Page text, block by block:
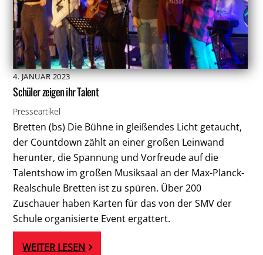
4.JANUAR2023
Schüler zeigen ihr Talent
Presseartikel
Bretten (bs) Die Bühne in gleißendes Licht getaucht,
der Countdown zählt an einer großen Leinwand
herunter, die Spannung und Vorfreude auf die
Talentshow im großen Musiksaal an der Max-Planck-
Realschule Bretten ist zu spüren. Über 200
Zuschauer haben Karten für das von der SMV der
Schule organisierte Event ergattert.
WEITER LESEN